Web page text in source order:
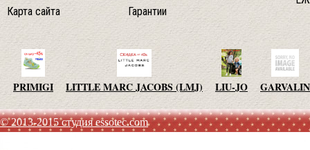
Карта сайта
Гарантии
PRIMIGI LITTLE MARC JACOBS (LMJ) LIU-JO GARVALIN
© 2013-2015 студия essotec.com